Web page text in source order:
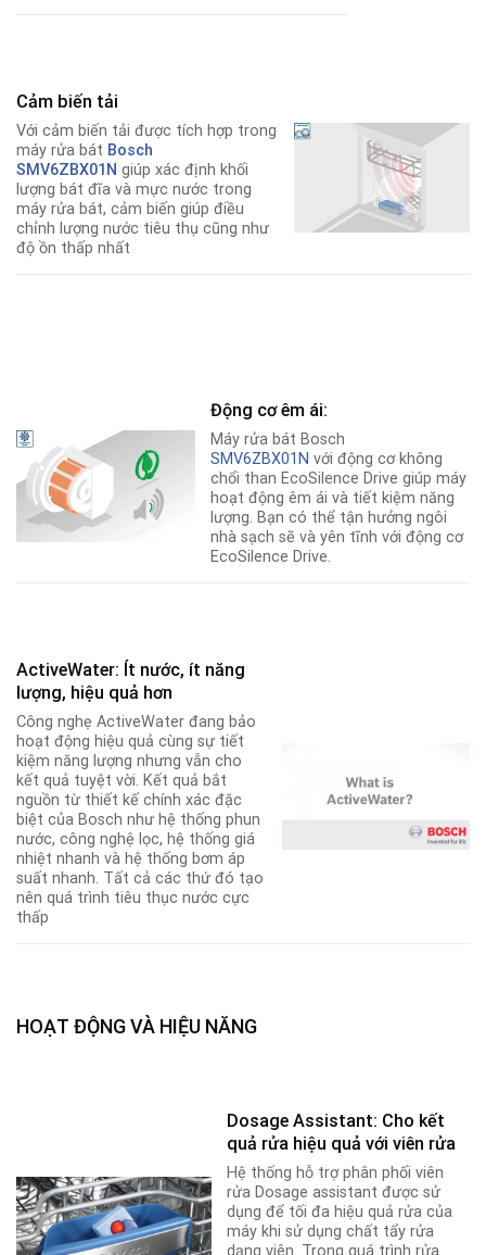
Cảm biến tải
Với cảm biến tải được tích hợp trong
máy rửa bát Bosch
SMV6ZBX01N giúp xác định khối
lượng bát đĩa và mực nước trong
máy rửa bát, cảm biến giúp điều
chỉnh lượng nước tiêu thụ cũng như
độ ồn thấp nhất
Động cơ êm ái:
Máy rửa bát Bosch
SMV6ZBX01N với động cơ không
chổi than EcoSilence Drive giúp máy
hoạt động êm ái và tiết kiệm năng
lượng. Bạn có thể tận hưởng ngôi
nhà sạch sẽ và yên tĩnh với động cơ
EcoSilence Drive.
ActiveWater: Ít nước, ít năng
lượng, hiệu quả hơn
Công nghẹ ActiveWater đang bảo
hoạt động hiệu quả cùng sự tiết
kiệm năng lượng nhưng vẫn cho
kết quả tuyệt vời. Kết quả bắt
nguồn từ thiết kế chính xác đặc
biệt của Bosch như hệ thống phun
nước, công nghệ lọc, hệ thống giá
nhiệt nhanh và hệ thống bơm áp
suất nhanh. Tất cả các thứ đó tạo
nên quá trình tiêu thục nước cực
thấp
HOẠT ĐỘNG VÀ HIỆU NĂNG
Dosage Assistant: Cho kết
quả rửa hiệu quả với viên rửa
Hệ thống hỗ trợ phân phối viên
rửa Dosage assistant được sử
dụng để tối đa hiệu quả rửa của
máy khi sử dụng chất tẩy rửa
dạng viên. Trong quá trình rửa